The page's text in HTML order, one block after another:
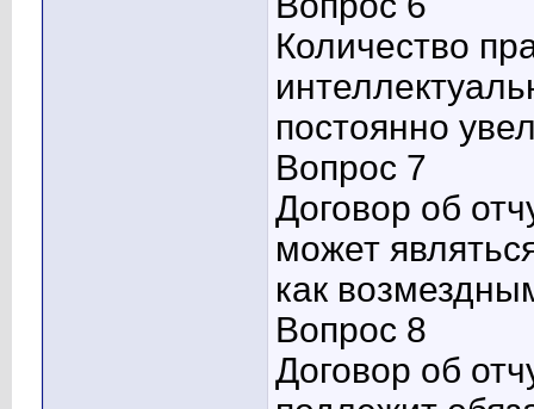
Количество
постоянно
Вопрос 7
Договор об
может
как
Вопрос 8
Договор об